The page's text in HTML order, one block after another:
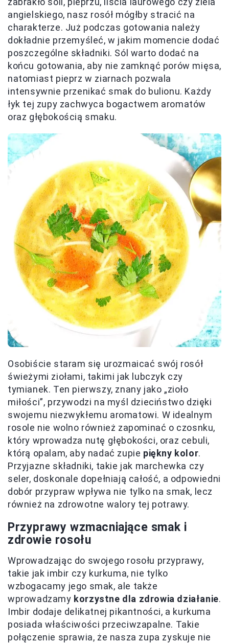
angielskiego, nasz rosół mógłby stracić na
charakterze. Już podczas gotowania należy
dokładnie przemyśleć, w jakim momencie dodać
poszczególne składniki. Sól warto dodać na
końcu gotowania, aby nie zamknąć porów mięsa,
natomiast pieprz w ziarnach pozwala
intensywnie przenikać smak do bulionu. Każdy
łyk tej zupy zachwyca bogactwem aromatów
oraz głębokością smaku.
Osobiście staram się urozmaicać swój rosół
świeżymi ziołami, takimi jak lubczyk czy
tymianek. Ten pierwszy, znany jako „zioło
miłości”, przywodzi na myśl dzieciństwo dzięki
swojemu niezwykłemu aromatowi. W idealnym
rosole nie wolno również zapominać o czosnku,
który wprowadza nutę głębokości, oraz cebuli,
którą opalam, aby nadać zupie piękny kolor.
Przyjazne składniki, takie jak marchewka czy
seler, doskonale dopełniają całość, a odpowiedni
dobór przypraw wpływa nie tylko na smak, lecz
również na zdrowotne walory tej potrawy.
Przyprawy wzmacniające smak i
zdrowie rosołu
Wprowadzając do swojego rosołu przyprawy,
takie jak imbir czy kurkuma, nie tylko
wzbogacamy jego smak, ale także
wprowadzamy korzystne dla zdrowia działanie.
Imbir dodaje delikatnej pikantności, a kurkuma
posiada właściwości przeciwzapalne. Takie
połączenie sprawia, że nasza zupa zyskuje nie